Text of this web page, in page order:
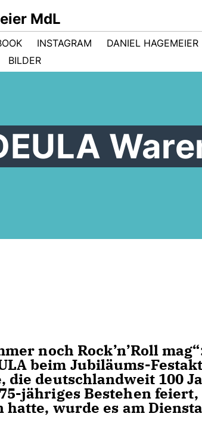
MdL
INSTAGRAM DANIEL HAGEMEIER
BILDER
noch Rock’n’Roll
beim Jubiläums-
die deutschlandweit 100
jähriges Bestehen feiert,
hatte, wurde es am